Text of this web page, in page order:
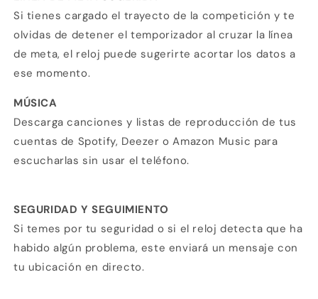
Si tienes cargado el trayecto de la competición y te
olvidas de detener el temporizador al cruzar la línea
de meta, el reloj puede sugerirte acortar los datos a
ese momento.
MÚSICA
Descarga canciones y listas de reproducción de tus
cuentas de Spotify, Deezer o Amazon Music para
escucharlas sin usar el teléfono.
SEGURIDAD Y SEGUIMIENTO
Si temes por tu seguridad o si el reloj detecta que ha
habido algún problema, este enviará un mensaje con
tu ubicación en directo.